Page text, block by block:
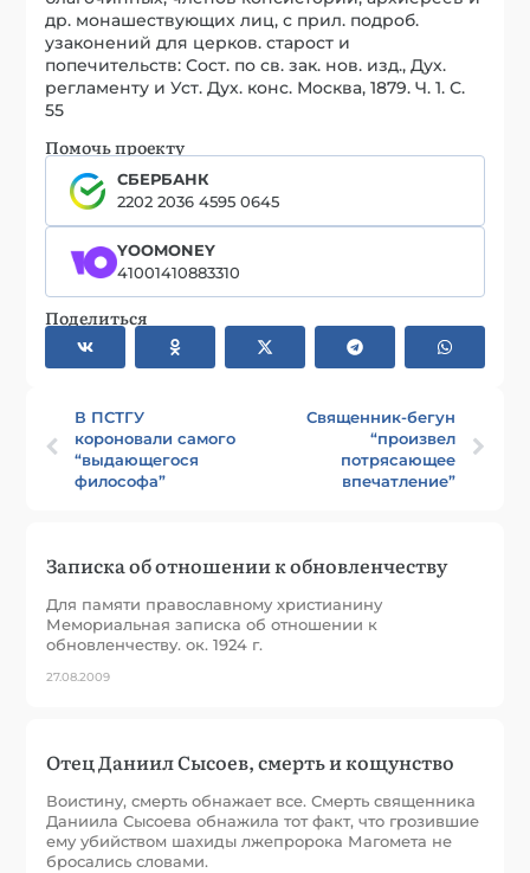
др. монашествующих лиц, с прил. подроб.
узаконений для церков. старост и
попечительств: Сост. по св. зак. нов. изд., Дух.
регламенту и Уст. Дух. конс. Москва, 1879. Ч. 1. С.
55
Помочь проекту
СБЕРБАНК
2202 2036 4595 0645
YOOMONEY
41001410883310
Поделиться
В ПСТГУ
короновали самого
“выдающегося
философа”
Священник-бегун
“произвел
потрясающее
впечатление”
Записка об отношении к обновленчеству
Для памяти православному христианину
Мемориальная записка об отношении к
обновленчеству. ок. 1924 г.
27.08.2009
Отец Даниил Сысоев, смерть и кощунство
Воистину, смерть обнажает все. Смерть священника
Даниила Сысоева обнажила тот факт, что грозившие
ему убийством шахиды лжепророка Магомета не
бросались словами.